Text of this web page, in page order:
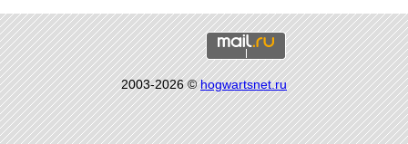
2003-2026 ©hogwartsnet.ru